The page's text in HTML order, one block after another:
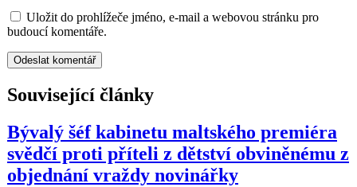
Uložit do prohlížeče jméno, e-mail a webovou stránku pro
budoucí komentáře.
Související články
Bývalý šéf kabinetu maltského premiéra
svědčí proti příteli z dětství obviněnému z
objednání vraždy novinářky